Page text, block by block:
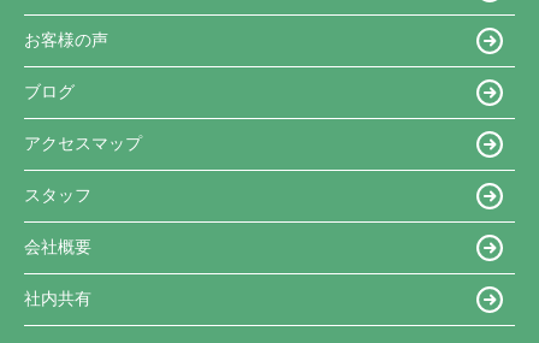
お客様の声
ブログ
アクセスマップ
スタッフ
会社概要
社内共有